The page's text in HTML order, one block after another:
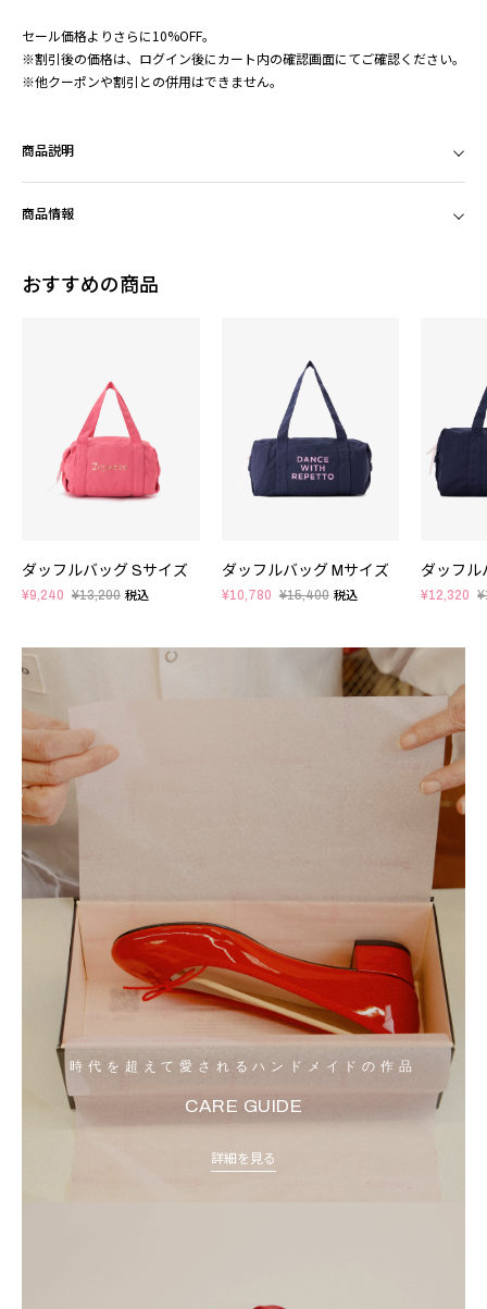
セール価格よりさらに10%OFF。
※割引後の価格は、ログイン後にカート内の確認画面にてご確認ください。
※他クーポンや割引との併用はできません。
商品説明
商品情報
おすすめの商品
ダッフルバッグ Sサイズ
¥9,240 ¥13,200 税込
ダッフルバッグ Mサイズ
¥10,780 ¥15,400 税込
ダッフル
¥12,320
時代を超えて愛されるハンドメイドの作品
CARE GUIDE
詳細を見る